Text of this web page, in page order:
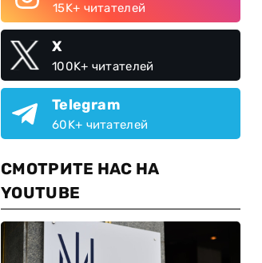
15K+ читателей
X
100K+ читателей
Telegram
60K+ читателей
СМОТРИТЕ НАС НА
YOUTUBE